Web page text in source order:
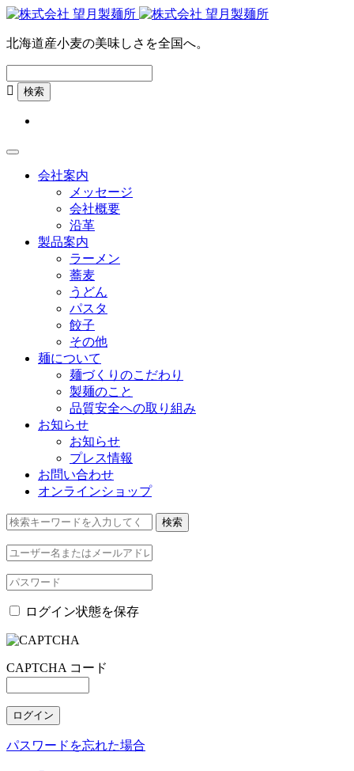
北海道産小麦の美味しさを全国へ。

会社案内
メッセージ
会社概要
沿革
製品案内
ラーメン
蕎麦
うどん
パスタ
餃子
その他
麺について
麺づくりのこだわり
製麺のこと
品質安全への取り組み
お知らせ
お知らせ
プレス情報
お問い合わせ
オンラインショップ
ログイン状態を保存
CAPTCHA コード
ログイン
パスワードを忘れた場合